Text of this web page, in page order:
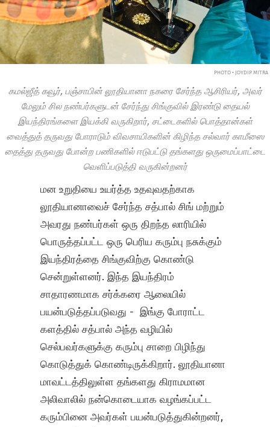
PHOTO • JOYDIP MITRA
கமல்ஜீத் கவூர், பஞ்சாபின் லூதியானா நகரை சேர்ந்த ஆசிரியர், அவர்
மேலும் சில நண்பர்களுடன் சேர்ந்து சிங்குவில் இரண்டு தையல்
இயந்திரங்களை இயக்கி வருகிறார், சட்டைகளில் பொத்தான்கள்
வைத்துத் தருவது போராடும் விவசாயிகளின் கிழிந்த சல்வார் காமீஸை
தைத்து தருவது போன்ற பணிகளில் ஈடுபட்டு தங்களது ஒருமைப்பாட்டை
வெளிப்படுத்தி வருகின்றனர்
மன உறுதியை உயர்த்த உதவுவதற்காக
லூதியானாவைச் சேர்ந்த சத்பால் சிங் மற்றும்
அவரது நண்பர்கள் ஒரு திறந்த லாரியில்
பொருத்தப்பட்ட ஒரு பெரிய கரும்பு நசுக்கும்
இயந்திரத்தை சிங்குவிற்கு கொண்டு
சென்றுள்ளனர். இந்த இயந்திரம்
சாதாரணமாக சர்க்கரை ஆலையில்
பயன்படுத்தப்படுவது - இங்கு போராட்ட
களத்தில் சத்பால் அந்த வழியில்
செல்பவர்களுக்கு கரும்பு சாறை பிழிந்து
கொடுத்துக் கொண்டிருக்கிறார். லூதியானா
மாவட்டத்திலுள்ள தங்களது கிராமமான
அலிவாலில் நன்கொடையாக வழங்கப்பட்ட
கரும்பினை அவர்கள் பயன்படுத்துகின்றனர்,